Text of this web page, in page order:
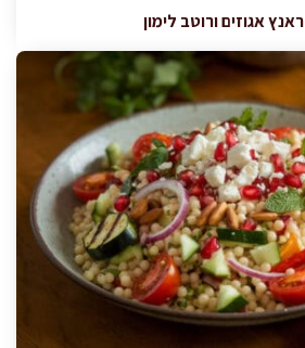
אגוזים ורוטב לימון